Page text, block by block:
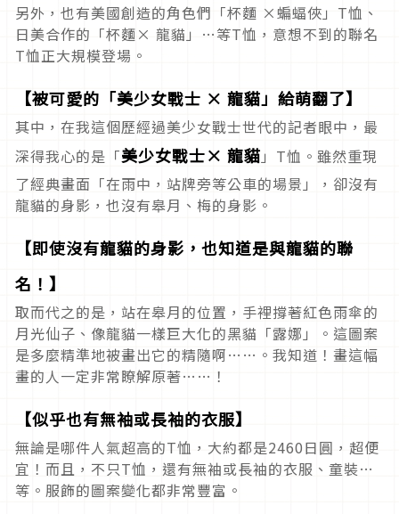
另外，也有美國創造的角色們「杯麵 ×蝙蝠俠」T恤、
日美合作的「杯麵× 龍貓」…等T恤，意想不到的聯名
T恤正大規模登場。
【被可愛的「美少女戰士 × 龍貓」給萌翻了】
其中，在我這個歷經過美少女戰士世代的記者眼中，最
深得我心的是「美少女戰士× 龍貓 」T恤。雖然重現
了經典畫面「在雨中，站牌旁等公車的場景」，卻沒有
龍貓的身影，也沒有皋月、梅的身影。
【即使沒有龍貓的身影，也知道是與龍貓的聯
名！】
取而代之的是，站在皋月的位置，手裡撐著紅色雨傘的
月光仙子、像龍貓一樣巨大化的黑貓「露娜」。這圖案
是多麼精準地被畫出它的精隨啊……。我知道！畫這幅
畫的人一定非常瞭解原著……！
【似乎也有無袖或長袖的衣服】
無論是哪件人氣超高的T恤，大約都是2460日圓，超便
宜！而且，不只T恤，還有無袖或長袖的衣服、童裝…
等。服飾的圖案變化都非常豐富。